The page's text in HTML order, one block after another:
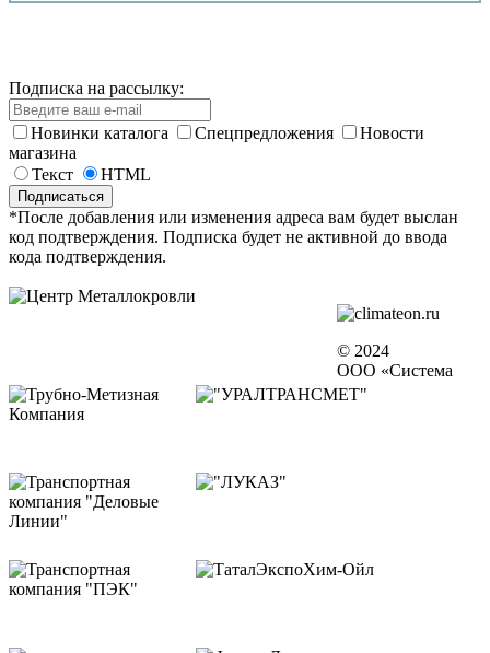
Подписка на рассылку:
Новинки каталога Спецпредложения
Новости
магазина
Текст
HTML
*После добавления или изменения адреса вам будет выслан
код подтверждения. Подписка будет не активной до ввода
кода подтверждения.
© 2024
ООО «Система